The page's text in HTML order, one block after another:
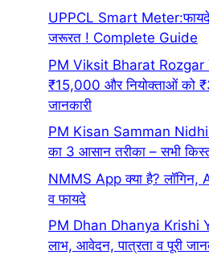
UPPCL Smart
जरूरत ! Complete Guide
PM Viksit Bharat Rozgar
₹15,000 और नियोक्ताओं को
जानकारी
PM Kisan Samman
का 3 आसान तरीका – सभी
NMMS App क्या है? लॉगिन,
व फायदे
PM Dhan Dhanya Krishi
लाभ, आवेदन, पात्रता व पूरी